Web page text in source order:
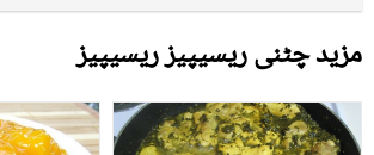
مزید چٹنی ریسیپیز ریسیپیز